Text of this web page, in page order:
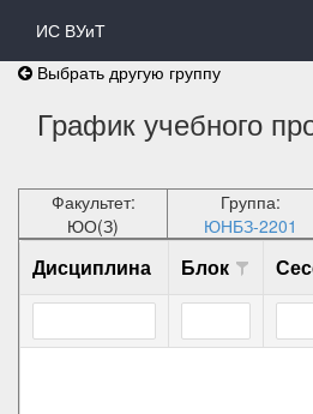
ИС ВУиТ
Выбрать другую группу
График учебного
Факультет:
ЮО(З)
Группа:
ЮНБЗ-2201
Дисциплина Блок